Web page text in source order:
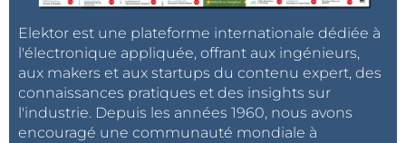
Elektor est une plateforme internationale dédiée à
l'électronique appliquée, offrant aux ingénieurs,
aux makers et aux startups du contenu expert, des
connaissances pratiques et des insights sur
l'industrie. Depuis les années 1960, nous avons
encouragé une communauté mondiale à